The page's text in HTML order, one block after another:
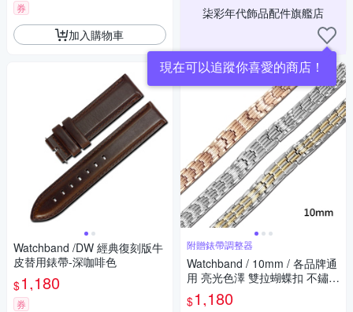
券
加入購物車
Watchband /DW 經典復刻版牛
皮替用錶帶-深咖啡色
$1,180
券
柒彩年代飾品配件旗艦店
現在可以追蹤你喜愛的商店！
附贈錶帶調整器
Watchband / 10mm / 各品牌通
用 亮光色澤 雙拉蝴蝶扣 不鏽鋼
錶帶 #852-41A
$1,180